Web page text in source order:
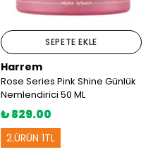
SEPETE EKLE
Harrem
Rose Series Pink Shine Günlük
Nemlendirici 50 ML
₺ 829.00
2.ÜRÜN 1TL